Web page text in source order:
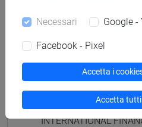
percorso comune
Struttura generale
ECONOMICS AND
INTERNATIONAL
Necessari Google -
Facebook - Pixel
Accetta i
Accetta tutti